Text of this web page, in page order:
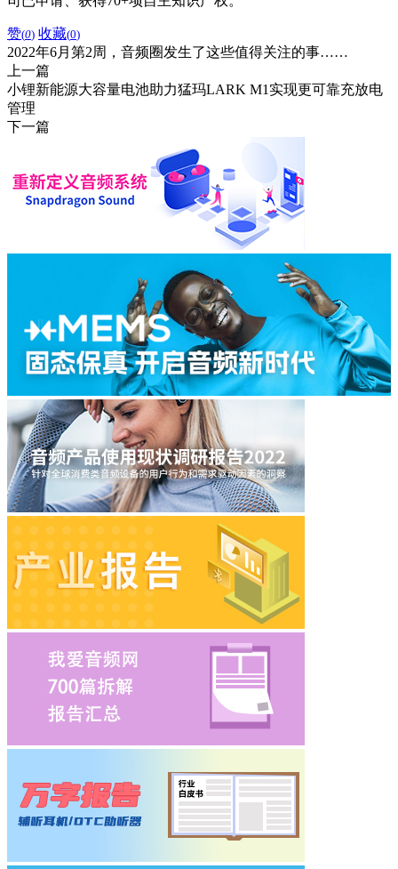
赞(0) 收藏(0)
2022年6月第2周，音频圈发生了这些值得关注的事……
上一篇
小锂新能源大容量电池助力猛玛LARK M1实现更可靠充放电
管理
下一篇